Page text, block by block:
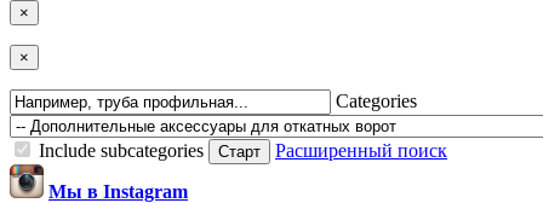
×
×
Categories
Include subcategories
Расширенный поиск
Мы в Instagram